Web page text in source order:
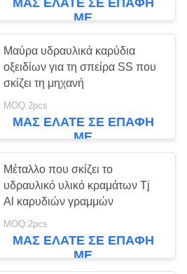
ΜΑΣ ΕΛΆΤΕ ΣΕ ΕΠΑΦΉ
ΜΕ
Μαύρα υδραυλικά καρύδια
οξειδίων για τη σπείρα SS που
σκίζει τη μηχανή
MOQ:2pcs
ΜΑΣ ΕΛΆΤΕ ΣΕ ΕΠΑΦΉ
ΜΕ
Μέταλλο που σκίζει το
υδραυλικό υλικό κραμάτων Tj
Al καρυδιών γραμμών
MOQ:2pcs
ΜΑΣ ΕΛΆΤΕ ΣΕ ΕΠΑΦΉ
ΜΕ